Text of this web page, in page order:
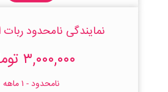
نمایندگی نامحدود ربات
۳,۰۰۰,۰۰۰ تومان
نامحدود - ۱ ماهه